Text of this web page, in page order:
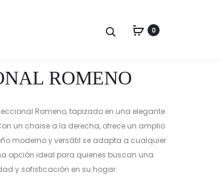
0
ROMENO
Romeno, tapizado en una elegante
un chaise a la derecha, ofrece un amplio
moderno y versátil se adapta a cualquier
opción ideal para quienes buscan una
y sofisticación en su hogar.